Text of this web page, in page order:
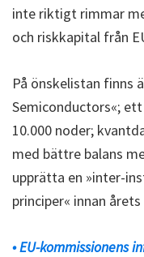
inte riktigt rimmar
och riskkapital från
På önskelistan finns
Semiconductors«;
10.000 noder;
med bättre balans
upprätta en »inter-
principer« innan
• EU-kommissionens